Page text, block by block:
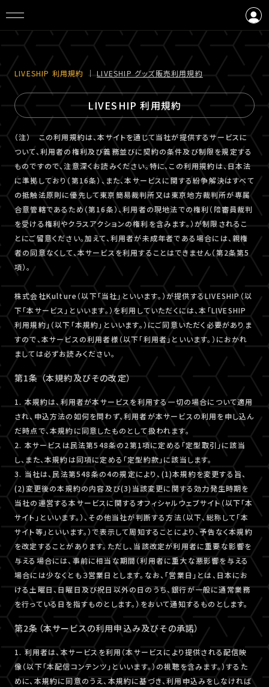
会員登録
LIVESHIP 利⽤規約 ｜LIVESHIP グッズ販売利⽤規約
LIVESHIP 利用規約
（注） この利用規約は、本サイトを通じて当社が提供するサービスに
ついて、利用者の権利及び義務並びに契約の条件及び制限を規定する
ものですので、注意深くお読みください。特に、この利用規約は、日本法
に準拠しており（第16条）、また、本サービスに関する紛争解決はすべて
の抵触法原則に優先して東京簡易裁判所又は東京地方裁判所が専属
合意管轄であるため（第16条）、利用者の現地法での権利（陪審員裁判
を受ける権利やクラスアクションの権利を含みます。）が制限されるこ
とにご留意ください。加えて、利用者が未成年者である場合には、親権
者の同意なくして、本サービスを利用することはできません（第2条第5
項）。
株式会社Kulture（以下「当社」といいます。）が提供するLIVESHIP（以
下「本サービス」といいます。）を利用していただくには、本「LIVESHIP
利用規約」（以下「本規約」といいます。）にご同意いただく必要がありま
すので、本サービスの利用者様（以下「利用者」といいます。）におかれ
ましては必ずお読みください。
第1条 （本規約及びその改定）
1. 本規約は、利用者が本サービスを利用する一切の場合について適用
され、申込方法の如何を問わず、利用者が本サービスの利用を申し込ん
だ時点で、本規約に同意したものとして扱われます。
2. 本サービスは民法第548条の2第1項に定める「定型取引」に該当
し、また、本規約は同項に定める「定型約款」に該当します。
3. 当社は、民法第548条の4の規定により、(1)本規約を変更する旨、
(2)変更後の本規約の内容及び(3)当該変更に関する効力発生時期を
当社の運営する本サービスに関するオフィシャルウェブサイト（以下「本
サイト」といいます。）、その他当社が判断する方法（以下、総称して「本
サイト等」といいます。）で表示して周知することにより、予告なく本規約
を改定することがあります。ただし、当該改定が利用者に重要な影響を
与える場合には、事前に相当な期間（利用者に重大な悪影響を与える
場合には少なくとも３営業日とします。なお、「営業日」とは、日本にお
ける土曜日、日曜日及び祝日以外の日のうち、銀行が一般に通常業務
を行っている日を指すものとします。）をおいて通知するものとします。
第2条（本サービスの利用申込み及びその承諾）
1. 利用者は、本サービスを利用（本サービスにより提供される配信映
像（以下「本配信コンテンツ」といいます。）の視聴を含みます。）するた
めに、本規約に同意のうえ、本規約に基づき、利用申込みをしなければ